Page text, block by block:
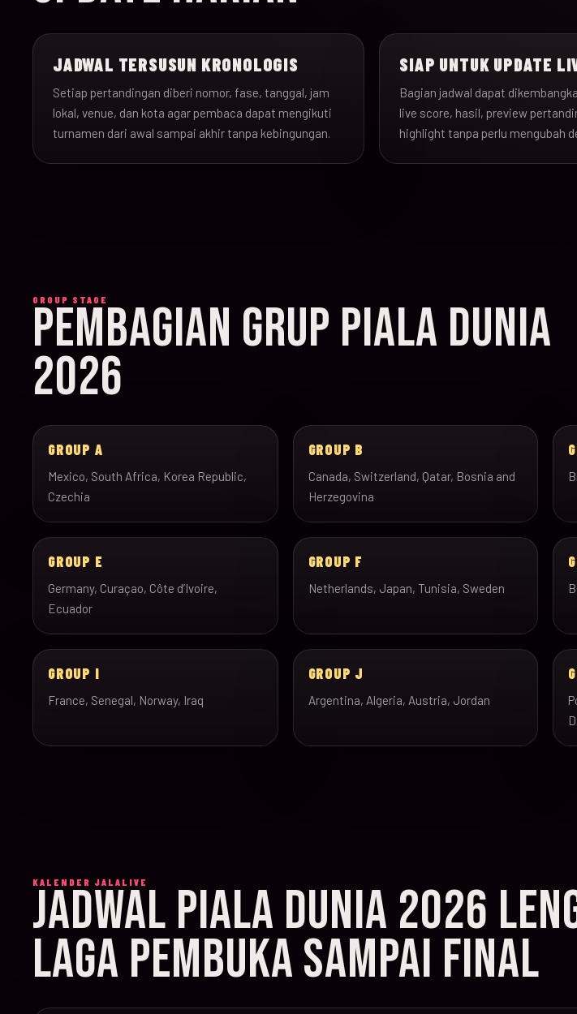
JADWAL TERSUSUN KRONOLOGIS
Setiap pertandingan diberi nomor, fase, tanggal, jam
lokal, venue, dan kota agar pembaca dapat mengikuti
turnamen dari awal sampai akhir tanpa kebingungan.
SIAP UNTUK UPDATE
Bagian jadwal dapat
live score, hasil, preview
highlight tanpa perlu mengubah
GROUP STAGE
PEMBAGIAN GRUP PIALA DUNIA
2026
GROUP A
Mexico, South Africa, Korea Republic,
Czechia
GROUP B
Canada, Switzerland, Qatar, Bosnia and
Herzegovina
GROUP E
Germany, Curaçao, Côte d’Ivoire,
Ecuador
GROUP F
Netherlands, Japan, Tunisia, Sweden
GROUP I
France, Senegal, Norway, Iraq
GROUP J
Argentina, Algeria, Austria, Jordan
KALENDER JALALIVE
JADWAL PIALA DUNIA 2026
LAGA PEMBUKA SAMPAI FINAL